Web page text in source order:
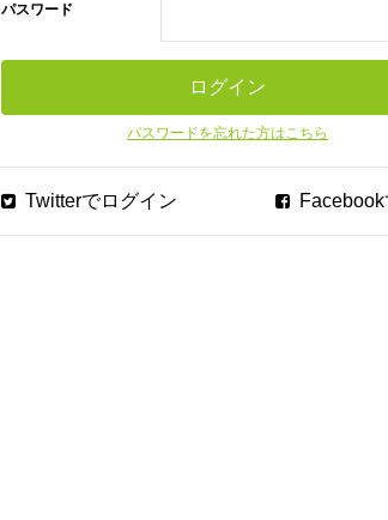
パスワード
パスワードを忘れた方はこちら